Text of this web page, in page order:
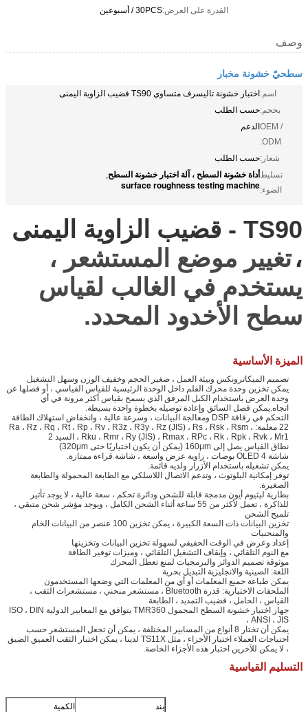
القدرة على العرض:30PCS / أسبوعين
وصف
سطحيّ خشونة مخبار
اسم:اختبار خشونة تاليسرف متساوي TS90 قضيب الزاوية اليمنى
بحجم:حسب الطلب
OEM /
ODM:
الدعم
شعار:حسب الطلب
تسليط
الضوء:
أداة خشونة السطح ، آلة اختبار خشونة السطح,
surface roughness testing machine
TS90 - قضيب الزاوية اليمنى
،تغيير موضع المستشعر ،
يستخدم في الغالب لقياس
سطح الأخدود المحدد.
الميزة الأساسية
تصميم الميكاترونكس وبيئة العمل ، صغير الحجم وخفيف الوزن وسهل التشغيل
يمكن تخزين وحدة محرك القلم داخل الوحدة الرئيسية للقياس القياسي ، أو فصلها عن
وحدة العرض باستخدام الكبل المرفق الذي يسمح بقياس أكثر مرونة في أي
اتجاه.يمكن فصل السائق وإعادة توصيله بخطوة واحدة بسيطة.
التحكم في رقاقة DSP ومعالجة البيانات ، وسرعة عالية ، وانخفاض استهلاك الطاقة
22 معلمة: Ra ، Rz ، Rq ، Rt ، Rp ، Rv ، R3z ، R3y ، Rz (JIS) ، Rs ، Rsk ، Rsm ،
Rku ، Rmr ، Ry (JIS) ، Rmax ، RPc ، Rk ، Rpk ، Rvk ، Mr1 ، السيد 2
نطاق القياس يصل إلى 160μm (يمكن أن يكون اختياريًا حتى 320μm)
شاشة OLED 4 بوصات ، زاوية عرض واسعة ، شاشة قراءة ممتازة.
يمكن تشغيله باستخدام الأزرار ولديه قائمة.
توفر إمكانية البلوتوث ، وتدعم الاتصال اللاسلكي مع الطابعة المحمولة والطابعة
الصغيرة.
بطارية ليثيوم أيون مدمجة قابلة للشحن ودائرة تحكم ، سعة عالية ، لا يوجد تأثير
للذاكرة ، تعمل لأكثر من 55 ساعة أثناء الشحن الكامل ، ويوجد مؤشر شحن متبقي ،
تلميح الشحن
تخزين البيانات ذات السعة الكبيرة ، يمكن تخزين 100 عنصر من البيانات الخام
والمنحنيات
إعداد وعرض في الوقت الحقيقي لسهولة تخزين البيانات وتخزينها
مع النوم التلقائي ، وإيقاف التشغيل التلقائي ، وميزات توفير الطاقة
موثوقة تصميم الدوائر والبرمجيات لمنع تعطل المحرك
اللغة: الصينية والانجليزية التبديل بحرية
يمكن طباعة جميع المعلمات أو أي من المعلمات التي وضعها المستخدمون
الملحقات الاختيارية: قدرة Bluetooth ، مستشعر منحني ، مستشعرات الثقب ،
القياس ، الحامل ، قضيب التمديد ، الطابعة
جهاز اختبار خشونة السطح المحمول TMR360 يتوافق مع المعايير الدولية ISO ، DIN
، ANSI ، JIS
يمكن أن تختار 8 أنواع من المسابير المختلفة ، يمكن أن تجعل المستشعر حسب
احتياجات العملاء اختبار الأجزاء ، مثل TS11X لدينا ، يمكن اختبار الثقب العميق الضيق
، لا يمكن للآخرين اختبار هذه الأجزاء الخاصة.
التسليم القياسية
بند
الكمية